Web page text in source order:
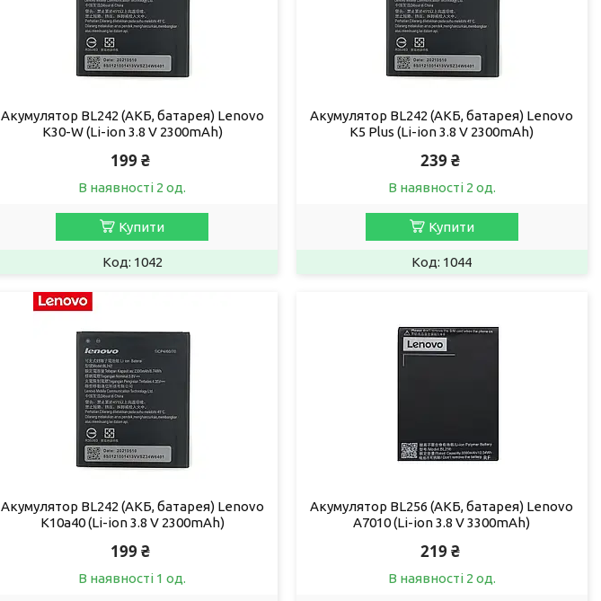
Акумулятор BL242 (АКБ, батарея) Lenovo
K30-W (Li-ion 3.8 V 2300mAh)
199 ₴
В наявності 2 од.
Купити
1042
Акумулятор BL242 (АКБ, батарея) Lenovo
K5 Plus (Li-ion 3.8 V 2300mAh)
239 ₴
В наявності 2 од.
Купити
1044
Акумулятор BL242 (АКБ, батарея) Lenovo
K10a40 (Li-ion 3.8 V 2300mAh)
199 ₴
В наявності 1 од.
Акумулятор BL256 (АКБ, батарея) Lenovo
A7010 (Li-ion 3.8 V 3300mAh)
219 ₴
В наявності 2 од.